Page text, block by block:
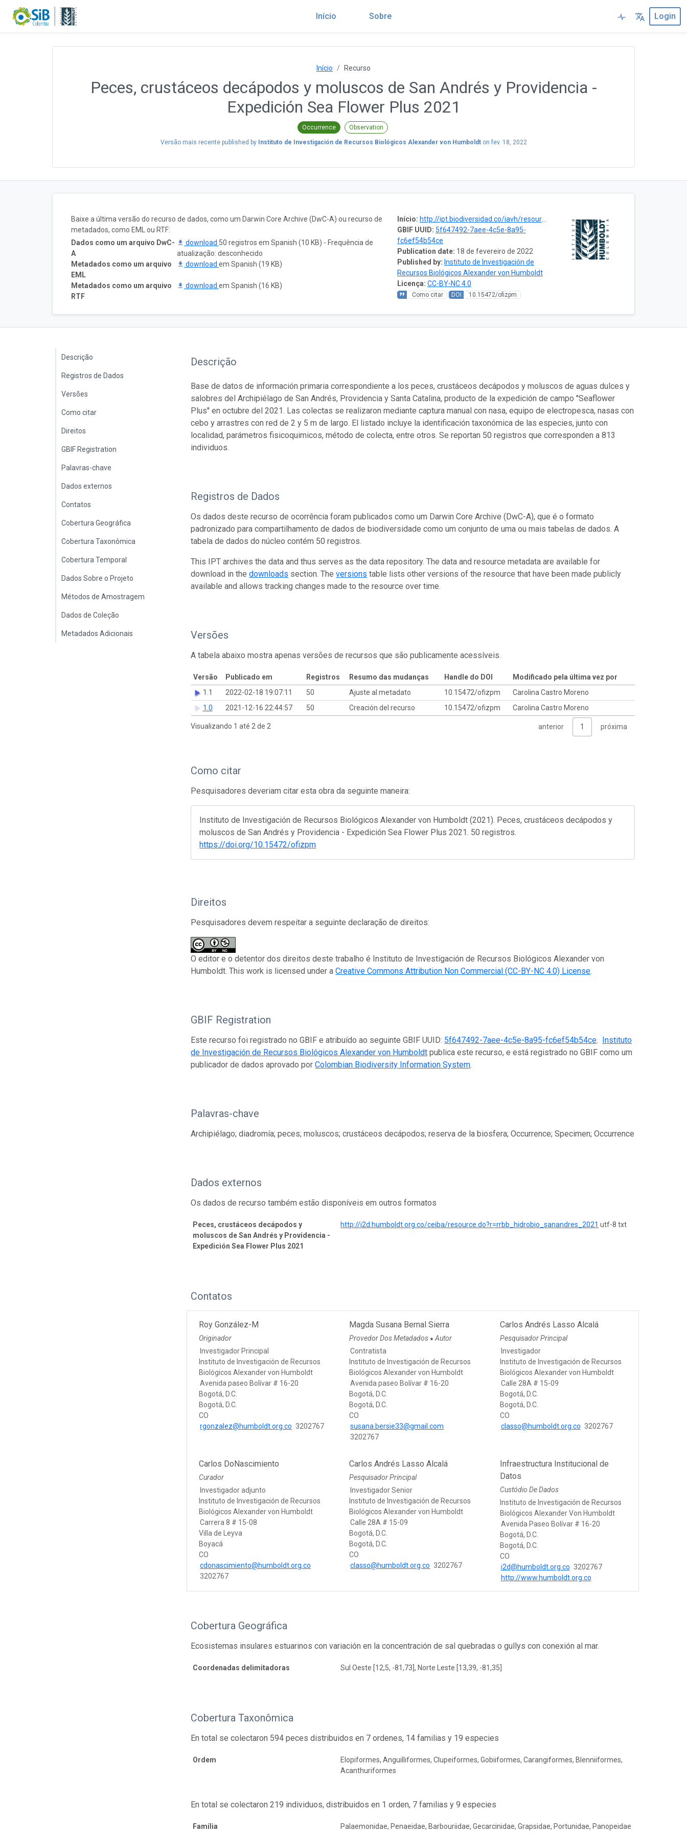
Início Sobre Login
Início Recurso
Peces, crustáceos decápodos y moluscos de San Andrés y Providencia -
Expedición Sea Flower Plus 2021
Occurrence Observation
Versão mais recente published by Instituto de Investigación de Recursos Biológicos Alexander von Humboldton fev. 18, 2022
Início: http://ipt.biodiversidad.co/iavh/resource.do?r=rrbb_hidrobio_sanandres_2021
GBIF UUID: 5f647492-7aee-4c5e-8a95-
fc6ef54b54ce
Publication date: 18 de fevereiro de 2022
Published by: Instituto de Investigación de
Recursos Biológicos Alexander von Humboldt
Licença: CC-BY-NC 4.0
Como citar DOI 10.15472/ofizpm
Baixe a última versão do recurso de dados, como um Darwin Core Archive (DwC-A) ou recurso de
metadados, como EML ou RTF:
Dados como um arquivo DwC-
A
download 50 registros em Spanish (10 KB) - Frequência de
atualização: desconhecido
Metadados como um arquivo
EML
download em Spanish (19 KB)
Metadados como um arquivo
RTF
download em Spanish (16 KB)
Descrição
Registros de Dados
Versões
Como citar
Direitos
GBIF Registration
Palavras-chave
Dados externos
Contatos
Cobertura Geográfica
Cobertura Taxonômica
Cobertura Temporal
Dados Sobre o Projeto
Métodos de Amostragem
Dados de Coleção
Metadados Adicionais
Descrição
Base de datos de información primaria correspondiente a los peces, crustáceos decápodos y moluscos de aguas dulces y
salobres del Archipiélago de San Andrés, Providencia y Santa Catalina, producto de la expedición de campo ''Seaflower
Plus'' en octubre del 2021. Las colectas se realizaron mediante captura manual con nasa, equipo de electropesca, nasas con
cebo y arrastres con red de 2 y 5 m de largo. El listado incluye la identificación taxonómica de las especies, junto con
localidad, parámetros fisicoquimicos, método de colecta, entre otros. Se reportan 50 registros que corresponden a 813
individuos.
Registros de Dados
Os dados deste recurso de ocorrência foram publicados como um Darwin Core Archive (DwC-A), que é o formato
padronizado para compartilhamento de dados de biodiversidade como um conjunto de uma ou mais tabelas de dados. A
tabela de dados do núcleo contém 50 registros.
This IPT archives the data and thus serves as the data repository. The data and resource metadata are available for
download in thedownloads section. Theversions table lists other versions of the resource that have been made publicly
available and allows tracking changes made to the resource over time.
Versões
A tabela abaixo mostra apenas versões de recursos que são publicamente acessíveis.
Versão Publicado em Registros Resumo das mudanças Handle do DOI
Modificado pela última vez por
1.1
2022-02-18 19:07:11 50 Ajuste al metadato 10.15472/ofizpm
Carolina Castro Moreno
1.0
2021-12-16 22:44:57 50 Creación del recurso 10.15472/ofizpm Carolina Castro Moreno
Visualizando 1 até 2 de 2 anterior 1 próxima
Como citar
Pesquisadores deveriam citar esta obra da seguinte maneira:
Instituto de Investigación de Recursos Biológicos Alexander von Humboldt (2021). Peces, crustáceos decápodos y
moluscos de San Andrés y Providencia - Expedición Sea Flower Plus 2021. 50 registros.
https://doi.org/10.15472/ofizpm
Direitos
Pesquisadores devem respeitar a seguinte declaração de direitos:
O editor e o detentor dos direitos deste trabalho é Instituto de Investigación de Recursos Biológicos Alexander von
Humboldt. This work is licensed under aCreative Commons Attribution Non Commercial (CC-BY-NC 4.0) License.
GBIF Registration
Este recurso foi registrado no GBIF e atribuído ao seguinte GBIF UUID: 5f647492-7aee-4c5e-8a95-fc6ef54b54ce.
Instituto
de Investigación de Recursos Biológicos Alexander von Humboldt publica este recurso, e está registrado no GBIF como um
publicador de dados aprovado porColombian Biodiversity Information System.
Palavras-chave
Archipiélago; diadromía; peces; moluscos; crustáceos decápodos; reserva de la biosfera; Occurrence; Specimen; Occurrence
Dados externos
Os dados de recurso também estão disponíveis em outros formatos
Peces, crustáceos decápodos y
moluscos de San Andrés y Providencia -
Expedición Sea Flower Plus 2021
http://i2d.humboldt.org.co/ceiba/resource.do?r=rrbb_hidrobio_sanandres_2021 utf-8 txt
Contatos
Roy González-M
Originador
Investigador Principal
Instituto de Investigación de Recursos
Biológicos Alexander von Humboldt
Avenida paseo Bolívar # 16-20
Bogotá, D.C.
Bogotá, D.C.
CO
rgonzalez@humboldt.org.co 3202767
Magda Susana Bernal Sierra
Provedor Dos Metadados ● Autor
Contratista
Instituto de Investigación de Recursos
Biológicos Alexander von Humboldt
Avenida paseo Bolívar # 16-20
Bogotá, D.C.
Bogotá, D.C.
CO
susana.bersie33@gmail.com
3202767
Carlos Andrés Lasso Alcalá
Pesquisador Principal
Investigador
Instituto de Investigación de Recursos
Biológicos Alexander von Humboldt
Calle 28A # 15-09
Bogotá, D.C.
Bogotá, D.C.
CO
classo@humboldt.org.co 3202767
Carlos DoNascimiento
Curador
Investigador adjunto
Instituto de Investigación de Recursos
Biológicos Alexander von Humboldt
Carrera 8 # 15-08
Villa de Leyva
Boyacá
CO
cdonascimiento@humboldt.org.co
3202767
Carlos Andrés Lasso Alcalá
Pesquisador Principal
Investigador Senior
Instituto de Investigación de Recursos
Biológicos Alexander von Humboldt
Calle 28A # 15-09
Bogotá, D.C.
Bogotá, D.C.
CO
classo@humboldt.org.co 3202767
Infraestructura Institucional de
Datos
Custódio De Dados
Instituto de Investigación de Recursos
Biológicos Alexander Von Humboldt
Avenida Paseo Bolívar # 16-20
Bogotá, D.C.
Bogotá, D.C.
CO
i2d@humboldt.org.co 3202767
http://www.humboldt.org.co
Cobertura Geográfica
Ecosistemas insulares estuarinos con variación en la concentración de sal quebradas o gullys con conexión al mar.
Coordenadas delimitadoras Sul Oeste [12,5, -81,73], Norte Leste [13,39, -81,35]
Cobertura Taxonômica
En total se colectaron 594 peces distribuidos en 7 ordenes, 14 familias y 19 especies
Ordem
Elopiformes, Anguilliformes, Clupeiformes, Gobiiformes, Carangiformes, Blenniiformes,
Acanthuriformes
En total se colectaron 219 individuos, distribuidos en 1 orden, 7 familias y 9 especies
Família Palaemonidae, Penaeidae, Barbouriidae, Gecarcinidae, Grapsidae, Portunidae, Panopeidae